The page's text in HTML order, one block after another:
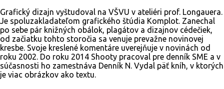
Grafický dizajn vyštudoval na VŠVU v ateliéri prof. Longauera.
Je spoluzakladateľom grafického štúdia Komplot. Zanechal
po sebe pár knižných obálok, plagátov a dizajnov cédečiek,
od začiatku tohto storočia sa venuje prevažne novinovej
kresbe. Svoje kreslené komentáre uverejňuje v novinách od
roku 2002. Do roku 2014 Shooty pracoval pre denník SME a v
súčasnosti ho zamestnáva Denník N. Vydal päť kníh, v ktorých
je viac obrázkov ako textu.